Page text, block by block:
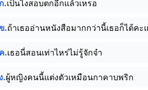
ก.เป็นไงสอบตกอีกแล้วเหรอ
.ถ้าเธออ่านหนังสือมากกว่านี้เธอก็ได้ค
ค.เธอนี่สอนเท่าไหร่ไม่รู้จักจำ
ง.ผู้หญิงคนนี้แต่งตัวเหมือนกาคาบพริก